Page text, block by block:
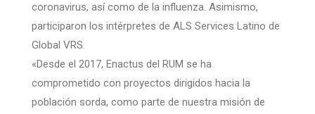
coronavirus, así como de la influenza. Asimismo,
participaron los intérpretes de ALS Services Latino de
Global VRS.
«Desde el 2017, Enactus del RUM se ha
comprometido con proyectos dirigidos hacia la
población sorda, como parte de nuestra misión de